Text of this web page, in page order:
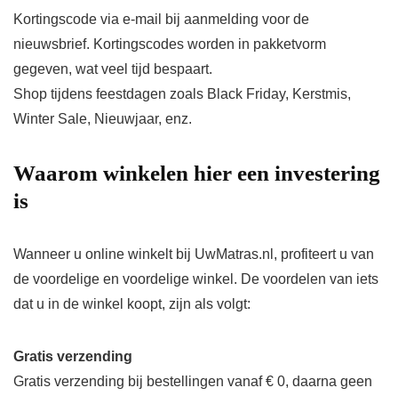
Kortingscode via e-mail bij aanmelding voor de
nieuwsbrief. Kortingscodes worden in pakketvorm
gegeven, wat veel tijd bespaart.
Shop tijdens feestdagen zoals Black Friday, Kerstmis,
Winter Sale, Nieuwjaar, enz.
Waarom winkelen hier een investering
is
Wanneer u online winkelt bij UwMatras.nl, profiteert u van
de voordelige en voordelige winkel. De voordelen van iets
dat u in de winkel koopt, zijn als volgt:
Gratis verzending
Gratis verzending bij bestellingen vanaf € 0, daarna geen